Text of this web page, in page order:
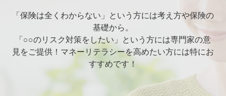
「保険は全くわからない」という方には考え方や保険の
基礎から。
「○○のリスク対策をしたい」という方には専門家の意
見をご提供！マネーリテラシーを高めたい方には特にお
すすめです！